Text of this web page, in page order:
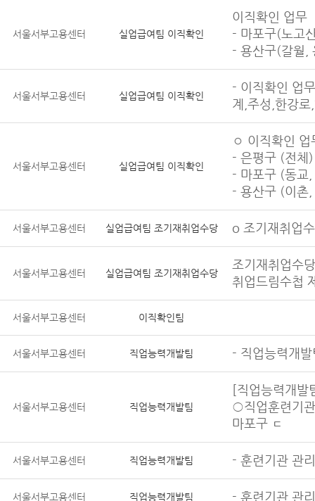
서울서부고용센터 실업급여팀 이직확인
이직확인 업무
- 마포구(노고
- 용산구(갈월,
서울서부고용센터 실업급여팀 이직확인
- 이직확인 업
계,주성,한강
서울서부고용센터 실업급여팀 이직확인
◦ 이직확인 업
- 은평구 (전체)
- 마포구 (동교
- 용산구 (이촌
서울서부고용센터 실업급여팀 조기재취업수당 o 조기재취업
서울서부고용센터 실업급여팀 조기재취업수당
조기재취업수
취업드림수첩
서울서부고용센터 이직확인팀
서울서부고용센터 직업능력개발팀 - 직업능력개
서울서부고용센터 직업능력개발팀
[직업능력개발
○직업훈련기
마포구 ㄷ
서울서부고용센터 직업능력개발팀 - 훈련기관 관
서울서부고용센터 직업능력개발팀 - 훈련기관 관